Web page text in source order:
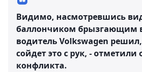
Видимо, насмотревшись
баллончиком брызгающим
водитель Volkswagen
сойдет это с рук, -
конфликта.